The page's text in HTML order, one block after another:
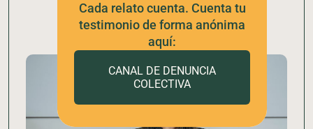
Cada relato cuenta. Cuenta tu
testimonio de forma anónima
aquí:
CANAL DE DENUNCIA
COLECTIVA